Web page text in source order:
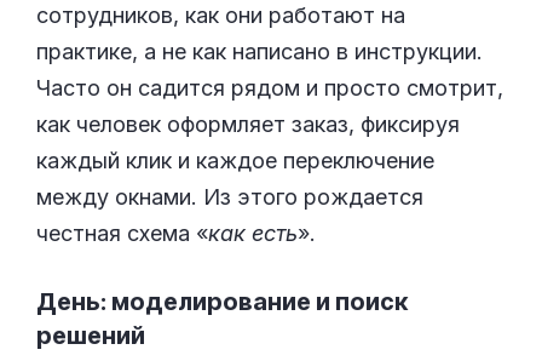
сотрудников, как они работают на
практике, а не как написано в инструкции.
Часто он садится рядом и просто смотрит,
как человек оформляет заказ, фиксируя
каждый клик и каждое переключение
между окнами. Из этого рождается
честная схема «как есть».
День: моделирование и поиск
решений